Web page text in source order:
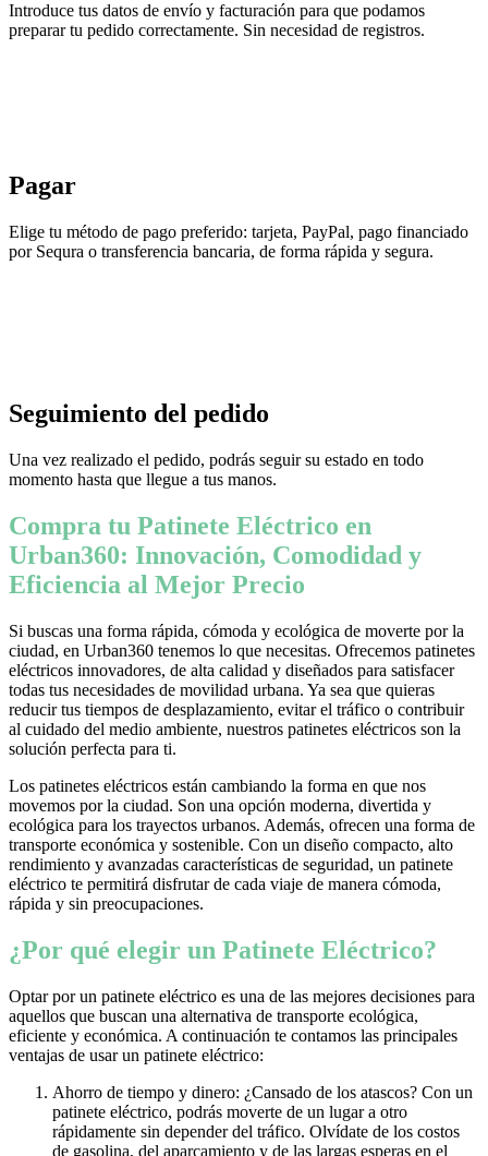
Introduce tus datos de envío y facturación para que podamos
preparar tu pedido correctamente. Sin necesidad de registros.
Pagar
Elige tu método de pago preferido: tarjeta, PayPal, pago financiado
por Sequra o transferencia bancaria, de forma rápida y segura.
Seguimiento del pedido
Una vez realizado el pedido, podrás seguir su estado en todo
momento hasta que llegue a tus manos.
Compra tu Patinete Eléctrico en
Urban360: Innovación, Comodidad y
Eficiencia al Mejor Precio
Si buscas una forma rápida, cómoda y ecológica de moverte por la
ciudad, en Urban360 tenemos lo que necesitas. Ofrecemos patinetes
eléctricos innovadores, de alta calidad y diseñados para satisfacer
todas tus necesidades de movilidad urbana. Ya sea que quieras
reducir tus tiempos de desplazamiento, evitar el tráfico o contribuir
al cuidado del medio ambiente, nuestros patinetes eléctricos son la
solución perfecta para ti.
Los patinetes eléctricos están cambiando la forma en que nos
movemos por la ciudad. Son una opción moderna, divertida y
ecológica para los trayectos urbanos. Además, ofrecen una forma de
transporte económica y sostenible. Con un diseño compacto, alto
rendimiento y avanzadas características de seguridad, un patinete
eléctrico te permitirá disfrutar de cada viaje de manera cómoda,
rápida y sin preocupaciones.
¿Por qué elegir un Patinete Eléctrico?
Optar por un patinete eléctrico es una de las mejores decisiones para
aquellos que buscan una alternativa de transporte ecológica,
eficiente y económica. A continuación te contamos las principales
ventajas de usar un patinete eléctrico:
Ahorro de tiempo y dinero: ¿Cansado de los atascos? Con un
patinete eléctrico, podrás moverte de un lugar a otro
rápidamente sin depender del tráfico. Olvídate de los costos
de gasolina, del aparcamiento y de las largas esperas en el